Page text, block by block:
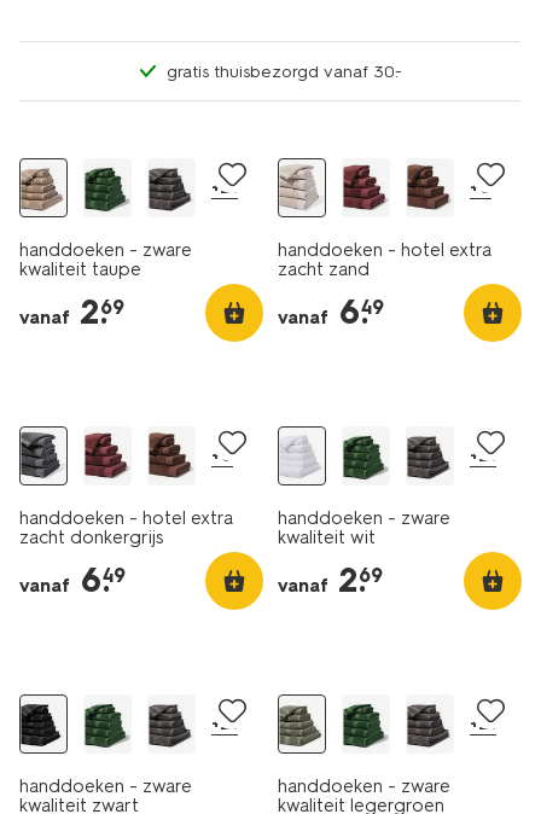
gratis thuisbezorgd vanaf 30.-
+21
handdoeken - zware
kwaliteit taupe
vanaf 2.
69
+8
handdoeken - hotel extra
zacht zand
vanaf 6.
49
+8
handdoeken - hotel extra
zacht donkergrijs
vanaf 6.
49
+21
handdoeken - zware
kwaliteit wit
vanaf 2.
69
+21
handdoeken - zware
kwaliteit zwart
+21
handdoeken - zware
kwaliteit legergroen